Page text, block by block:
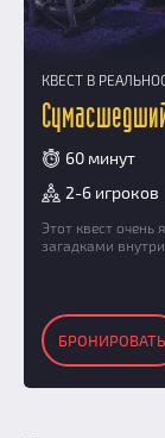
КВЕСТ В
60 минут
2-6 игроков
Этот квест
загадками
БРОНИРОВАТЬ